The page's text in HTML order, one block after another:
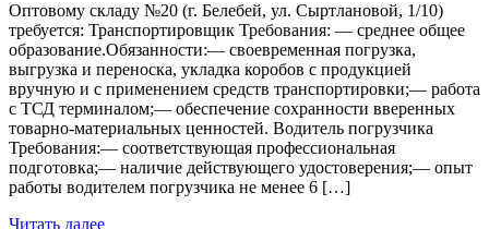
Оптовому складу №20 (г. Белебей, ул. Сыртлановой, 1/10)
требуется: Транспортировщик Требования: — среднее общее
образование.Обязанности:— своевременная погрузка,
выгрузка и переноска, укладка коробов с продукцией
вручную и с применением средств транспортировки;— работа
с ТСД терминалом;— обеспечение сохранности вверенных
товарно-материальных ценностей. Водитель погрузчика
Требования:— соответствующая профессиональная
подготовка;— наличие действующего удостоверения;— опыт
работы водителем погрузчика не менее 6 […]
Читать далее